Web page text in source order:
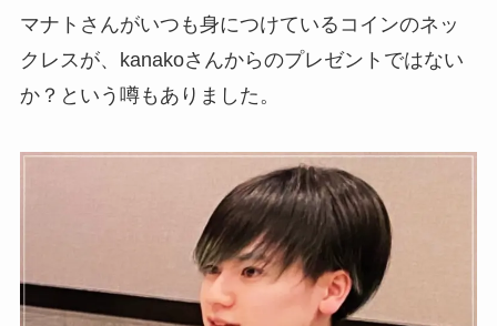
マナトさんがいつも身につけているコインのネッ
クレスが、kanakoさんからのプレゼントではない
か？という噂もありました。